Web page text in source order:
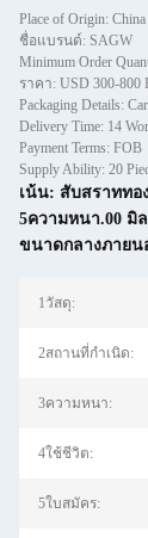
Place of Origin: China
ชื่อแบรนด์: SAGW
Minimum Order
ราคา: USD 300-800
Packaging Details:
Delivery Time: 14
Payment Terms: FOB
Supply Ability: 20
เน้น: สับสราททอ
5ความหนา.00 มิ
ขนาดกลางภายน
1วัสดุ:
2สถานที่กำเนิด:
3ความหนา:
4ใช้ชีวิต:
5ใบสมัคร: